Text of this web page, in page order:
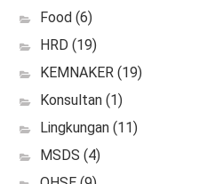
Food(6)
HRD (19)
KEMNAKER(19)
Konsultan(1)
Lingkungan(11)
MSDS (4)